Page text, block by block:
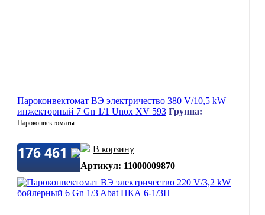
Пароконвектомат ВЭ электричество 380 V/10,5 kW
инжекторный 7 Gn 1/1 Unox XV 593 Группа:
Пароконвектоматы
176 461
В корзину
Артикул: 11000009870